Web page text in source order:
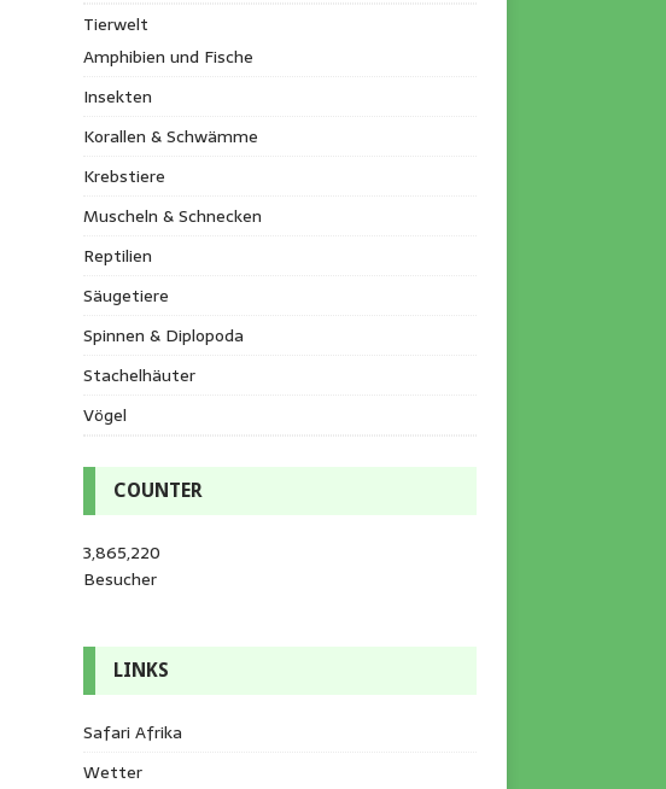
Tierwelt
Amphibien und Fische
Insekten
Korallen & Schwämme
Krebstiere
Muscheln & Schnecken
Reptilien
Säugetiere
Spinnen & Diplopoda
Stachelhäuter
Vögel
COUNTER
3,865,220
Besucher
LINKS
Safari Afrika
Wetter